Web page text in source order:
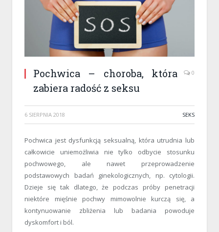
Pochwica – choroba, która
zabiera radość z seksu
0
6 SIERPNIA 2018 SEKS
Pochwica jest dysfunkcją seksualną, która utrudnia lub
całkowicie uniemożliwia nie tylko odbycie stosunku
pochwowego, ale nawet przeprowadzenie
podstawowych badań ginekologicznych, np. cytologii.
Dzieje się tak dlatego, że podczas próby penetracji
niektóre mięśnie pochwy mimowolnie kurczą się, a
kontynuowanie zbliżenia lub badania powoduje
dyskomfort i ból.